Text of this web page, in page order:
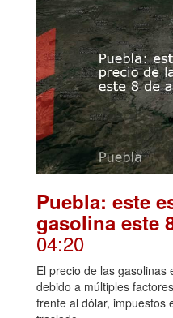
Puebla: este
gasolina este
04:20
El precio de las
debido a múltiples
frente al dólar, impuestos